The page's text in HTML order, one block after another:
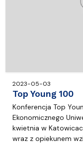
2023-05-03
Top Young 100
Konferencja Top
Ekonomicznego
kwietnia w
wraz z opiekunem